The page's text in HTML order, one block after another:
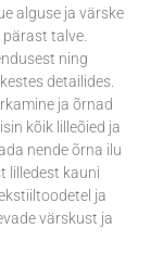
alguse ja värske
talve.
ning
detailides.
ja õrnad
kõik lilleõied ja
nende õrna ilu
lilledest kauni
ja
värskust ja